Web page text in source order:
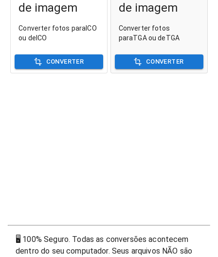
de imagem
Converter fotos paraICO
ou deICO
CONVERTER
de imagem
Converter fotos
paraTGA ou deTGA
CONVERTER
🖥 100% Seguro. Todas as conversões acontecem
dentro do seu computador. Seus arquivos NÃO são